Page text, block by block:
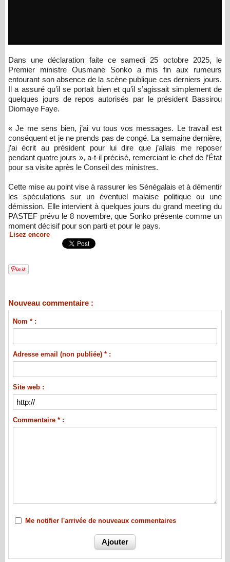
Dans une déclaration faite ce samedi 25 octobre 2025, le
Premier ministre Ousmane Sonko a mis fin aux rumeurs
entourant son absence de la scène publique ces derniers jours.
Il a assuré qu’il se portait bien et qu’il s’agissait simplement de
quelques jours de repos autorisés par le président Bassirou
Diomaye Faye.
« Je me sens bien, j’ai vu tous vos messages. Le travail est
conséquent et je ne prends pas de congé. La semaine dernière,
j’ai écrit au président pour lui dire que j’allais me reposer
pendant quatre jours », a-t-il précisé, remerciant le chef de l’État
pour sa visite après le Conseil des ministres.
Cette mise au point vise à rassurer les Sénégalais et à démentir
les spéculations sur un éventuel malaise politique ou une
démission. Elle intervient à quelques jours du grand meeting du
PASTEF prévu le 8 novembre, que Sonko présente comme un
moment décisif pour son parti et pour le pays.
Lisez encore
Nouveau commentaire :
Nom * :
Adresse email (non publiée) * :
Site web :
Commentaire * :
Me notifier l'arrivée de nouveaux commentaires